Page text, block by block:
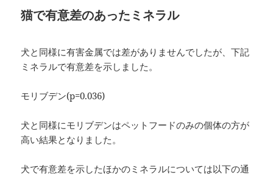
猫で有意差のあったミネラル
犬と同様に有害金属では差がありませんでしたが、下記
ミネラルで有意差を示しました。
モリブデン(p=0.036)
犬と同様にモリブデンはペットフードのみの個体の方が
高い結果となりました。
犬で有意差を示したほかのミネラルについては以下の通